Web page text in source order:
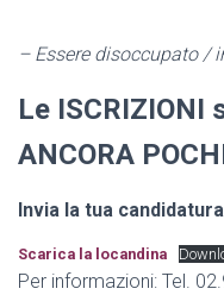
– Essere disoccupato /
Le ISCRIZIONI
ANCORA
Invia la tua candidatura
Scarica la locandina
Per informazioni: Tel.